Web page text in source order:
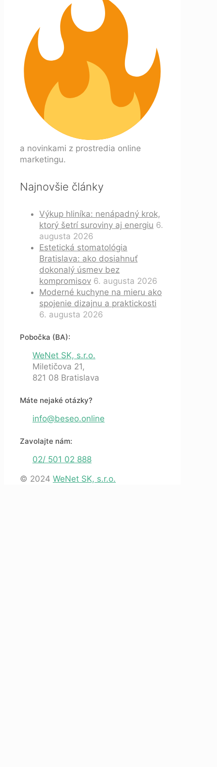
a novinkami z prostredia online
marketingu.
Najnovšie články
Výkup hliníka: nenápadný krok,
ktorý šetrí suroviny aj energiu 6.
augusta 2026
Estetická stomatológia
Bratislava: ako dosiahnuť
dokonalý úsmev bez
kompromisov 6. augusta 2026
Moderné kuchyne na mieru ako
spojenie dizajnu a praktickosti
6. augusta 2026
Pobočka (BA):
WeNet SK, s.r.o.
Miletičova 21,
821 08 Bratislava
Máte nejaké otázky?
info@beseo.online
Zavolajte nám:
02/ 501 02 888
© 2024 WeNet SK, s.r.o.